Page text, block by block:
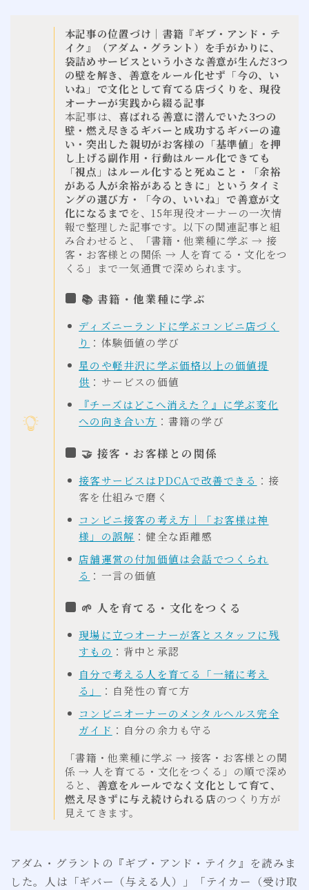
本記事の位置づけ｜書籍『ギブ・アンド・テ
イク』（アダム・グラント）を手がかりに、
袋詰めサービスという小さな善意が生んだ3つ
の壁を解き、善意をルール化せず「今の、い
いね」で文化として育てる店づくりを、現役
オーナーが実践から綴る記事
本記事は、 喜ばれる善意に潜んでいた3つの
壁・燃え尽きるギバーと成功するギバーの違
い・突出した親切がお客様の「基準値」を押
し上げる副作用・行動はルール化できても
「視点」はルール化すると死ぬこと・「余裕
がある人が余裕があるときに」というタイミ
ングの選び方・「今の、いいね」で善意が文
化になるまでを、15年現役オーナーの一次情
報で整理した記事です。以下の関連記事と組
み合わせると、「書籍・他業種に学ぶ → 接
客・お客様との関係 → 人を育てる・文化をつ
くる」まで一気通貫で深められます。
📚 書籍・他業種に学ぶ
ディズニーランドに学ぶコンビニ店づく
り ：体験価値の学び
星のや軽井沢に学ぶ価格以上の価値提
供 ：サービスの価値
『チーズはどこへ消えた？』に学ぶ変化
への向き合い方 ：書籍の学び
🤝 接客・お客様との関係
接客サービスはPDCAで改善できる ：接
客を仕組みで磨く
コンビニ接客の考え方｜「お客様は神
様」の誤解 ：健全な距離感
店舗運営の付加価値は会話でつくられ
る ：一言の価値
🌱 人を育てる・文化をつくる
現場に立つオーナーが客とスタッフに残
すもの ：背中と承認
自分で考える人を育てる「一緒に考え
る」
：自発性の育て方
コンビニオーナーのメンタルヘルス完全
ガイド ：自分の余力も守る
「書籍・他業種に学ぶ → 接客・お客様との関
係 → 人を育てる・文化をつくる」の順で深め
ると、 善意をルールでなく文化として育て、
燃え尽きずに与え続けられる店のつくり方が
見えてきます。
アダム・グラントの『ギブ・アンド・テイク』を読みま
した。人は「ギバー（与える人）」「テイカー（受け取